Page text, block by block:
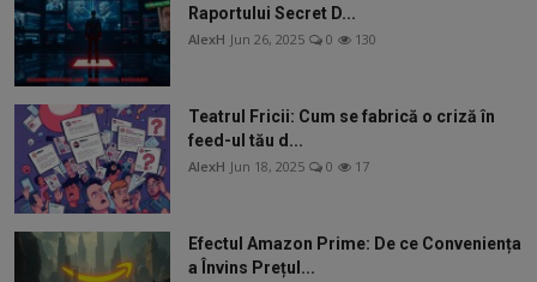
Raportului Secret D...
AlexH Jun 26, 2025 0 130
Teatrul Fricii: Cum se fabrică o criză în
feed-ul tău d...
AlexH Jun 18, 2025 0 17
Efectul Amazon Prime: De ce Conveniența
a Învins Prețul...